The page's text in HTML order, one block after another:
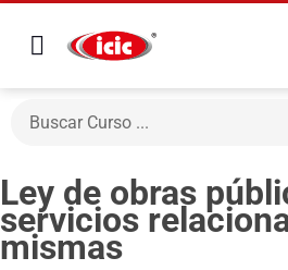
Ley de obras
servicios
mismas